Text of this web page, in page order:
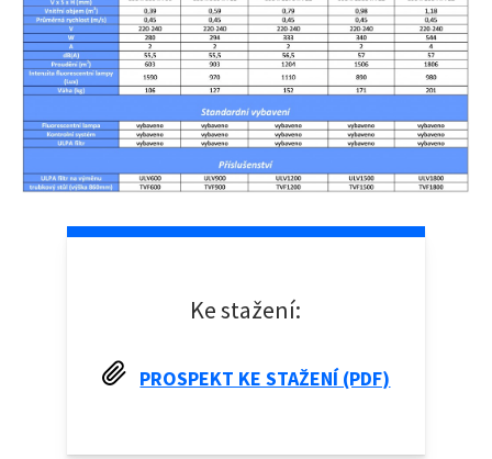
Ke stažení:
PROSPEKT KE STAŽENÍ (PDF)